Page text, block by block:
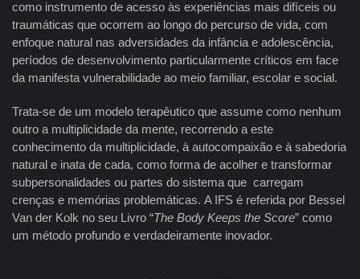
como instrumento de acesso às experiências mais difíceis ou
traumáticas que ocorrem ao longo do percurso de vida, com
enfoque natural nas adversidades da infância e adolescência,
períodos de desenvolvimento particularmente críticos em face
da manifesta vulnerabilidade ao meio familiar, escolar e social.
Trata-se de um modelo terapêutico que assume como nenhum
outro a multiplicidade da mente, recorrendo a este
conhecimento da multiplicidade, à autocompaixão e à sabedoria
natural e inata de cada, como forma de acolher e transformar
subpersonalidades ou partes do sistema que carregam
crenças e memórias problemáticas. A IFS é referida por Bessel
Van der Kolk no seu Livro “The Body Keeps the Score” como
um método profundo e verdadeiramente inovador.